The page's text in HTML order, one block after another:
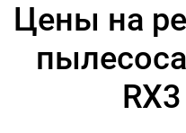
Цены на